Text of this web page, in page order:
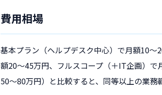
費用相場
基本プラン（ヘルプデスク中心）で月額10
額20〜45万円、フルスコープ（＋IT企画）
50〜80万円）と比較すると、同等以上の業